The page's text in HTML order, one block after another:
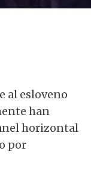
al esloveno
han
horizontal
por